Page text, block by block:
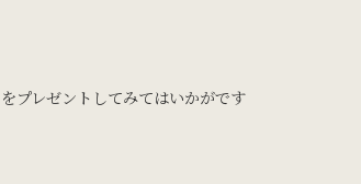
プレゼントしてみてはいかがです